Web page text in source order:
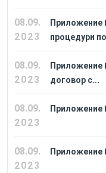
08.09.
2023
Приложение
процедури
08.09.
2023
Приложение
договор с...
08.09.
2023
Приложение
08.09.
2023
Приложение